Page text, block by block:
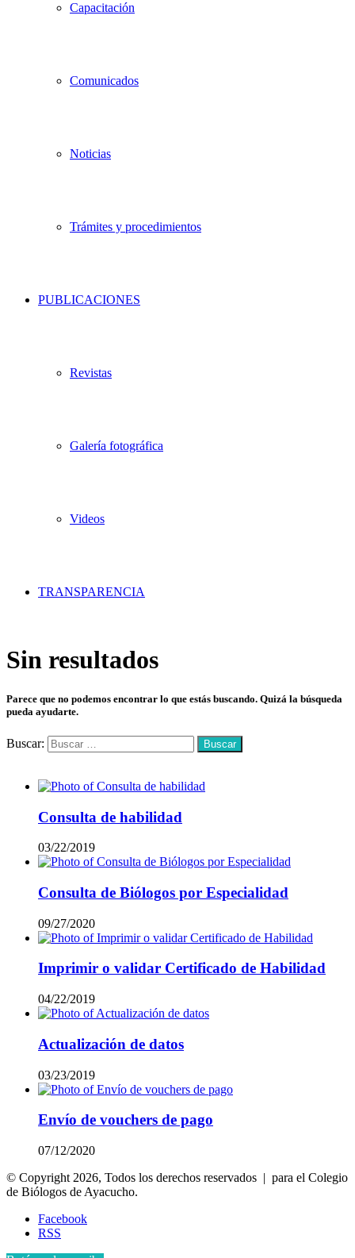
Capacitación
Comunicados
Noticias
Trámites y procedimientos
PUBLICACIONES
Revistas
Galería fotográfica
Videos
TRANSPARENCIA
Sin resultados
Parece que no podemos encontrar lo que estás buscando. Quizá la búsqueda
pueda ayudarte.
Buscar:
Consulta de habilidad
03/22/2019
Consulta de Biólogos por Especialidad
09/27/2020
Imprimir o validar Certificado de Habilidad
04/22/2019
Actualización de datos
03/23/2019
Envío de vouchers de pago
07/12/2020
© Copyright 2026, Todos los derechos reservados | para el Colegio
de Biólogos de Ayacucho.
Facebook
RSS